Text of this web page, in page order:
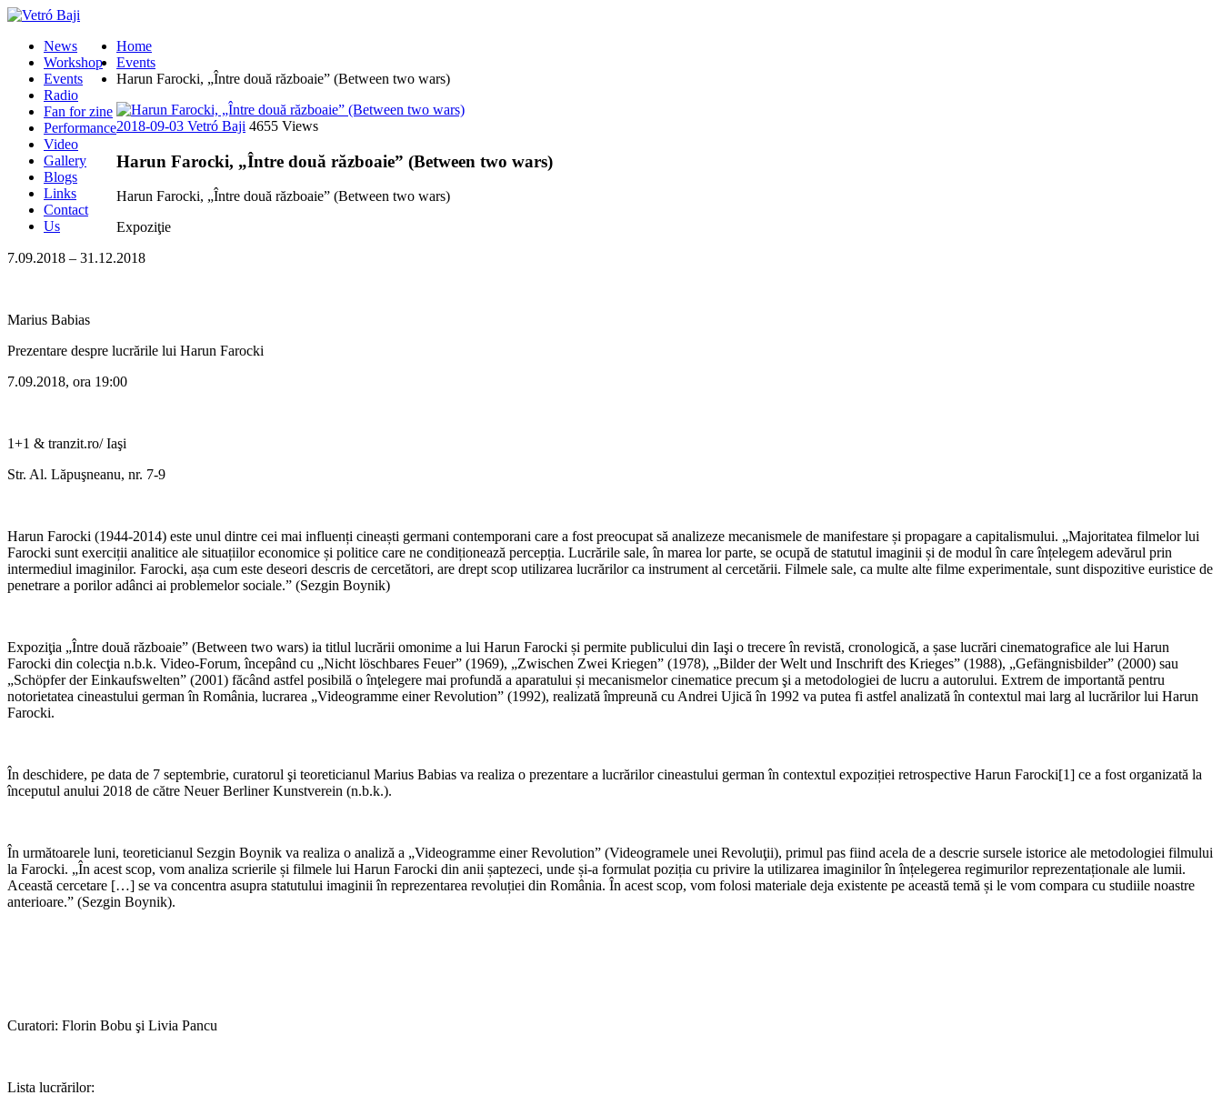
News
Workshop
Events
Radio
Fan for zine
Performance
Video
Gallery
Blogs
Links
Contact
Us
Home
Events
Harun Farocki, „Între două războaie” (Between two wars)
2018-09-03 Vetró Baji 4655 Views
Harun Farocki, „Între două războaie” (Between two wars)
Harun Farocki, „Între două războaie” (Between two wars)
Expoziţie
7.09.2018 – 31.12.2018
Marius Babias
Prezentare despre lucrările lui Harun Farocki
7.09.2018, ora 19:00
1+1 & tranzit.ro/ Iaşi
Str. Al. Lăpuşneanu, nr. 7-9
Harun Farocki (1944-2014) este unul dintre cei mai influenți cineaști germani contemporani care a fost preocupat să analizeze mecanismele de manifestare și propagare a capitalismului. „Majoritatea filmelor lui
Farocki sunt exerciții analitice ale situațiilor economice și politice care ne condiționează percepția. Lucrările sale, în marea lor parte, se ocupă de statutul imaginii și de modul în care înțelegem adevărul prin
intermediul imaginilor. Farocki, așa cum este deseori descris de cercetători, are drept scop utilizarea lucrărilor ca instrument al cercetării. Filmele sale, ca multe alte filme experimentale, sunt dispozitive euristice de
penetrare a porilor adânci ai problemelor sociale.” (Sezgin Boynik)
Expoziţia „Între două războaie” (Between two wars) ia titlul lucrării omonime a lui Harun Farocki și permite publicului din Iaşi o trecere în revistă, cronologică, a șase lucrări cinematografice ale lui Harun
Farocki din colecţia n.b.k. Video-Forum, începând cu „Nicht löschbares Feuer” (1969), „Zwischen Zwei Kriegen” (1978), „Bilder der Welt und Inschrift des Krieges” (1988), „Gefängnisbilder” (2000) sau
„Schöpfer der Einkaufswelten” (2001) făcând astfel posibilă o înţelegere mai profundă a aparatului și mecanismelor cinematice precum şi a metodologiei de lucru a autorului. Extrem de importantă pentru
notorietatea cineastului german în România, lucrarea „Videogramme einer Revolution” (1992), realizată împreună cu Andrei Ujică în 1992 va putea fi astfel analizată în contextul mai larg al lucrărilor lui Harun
Farocki.
În deschidere, pe data de 7 septembrie, curatorul şi teoreticianul Marius Babias va realiza o prezentare a lucrărilor cineastului german în contextul expoziției retrospective Harun Farocki[1] ce a fost organizată la
începutul anului 2018 de către Neuer Berliner Kunstverein (n.b.k.).
În următoarele luni, teoreticianul Sezgin Boynik va realiza o analiză a „Videogramme einer Revolution” (Videogramele unei Revoluţii), primul pas fiind acela de a descrie sursele istorice ale metodologiei filmului
la Farocki. „În acest scop, vom analiza scrierile și filmele lui Harun Farocki din anii șaptezeci, unde și-a formulat poziția cu privire la utilizarea imaginilor în înțelegerea regimurilor reprezentaționale ale lumii.
Această cercetare […] se va concentra asupra statutului imaginii în reprezentarea revoluției din România. În acest scop, vom folosi materiale deja existente pe această temă și le vom compara cu studiile noastre
anterioare.” (Sezgin Boynik).
Curatori: Florin Bobu şi Livia Pancu
Lista lucrărilor: